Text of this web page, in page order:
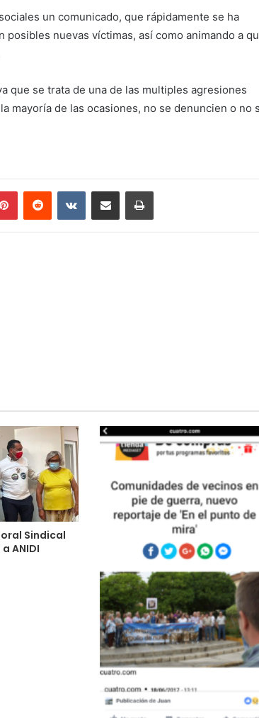
un comunicado, que rápidamente se ha
nuevas víctimas, así como animando a
que se trata de una de las multiples agresiones
mayoría de las ocasiones, no se denuncien o no
Sindical
ANIDI